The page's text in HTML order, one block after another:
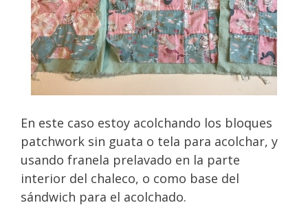
En este caso estoy acolchando los bloques
patchwork sin guata o tela para acolchar, y
usando franela prelavado en la parte
interior del chaleco, o como base del
sándwich para el acolchado.